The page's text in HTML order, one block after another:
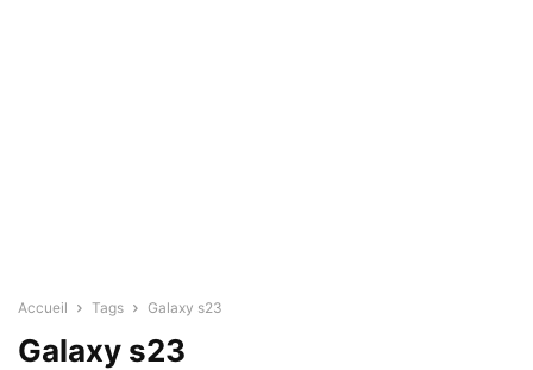
Accueil Tags Galaxy s23
Galaxy s23